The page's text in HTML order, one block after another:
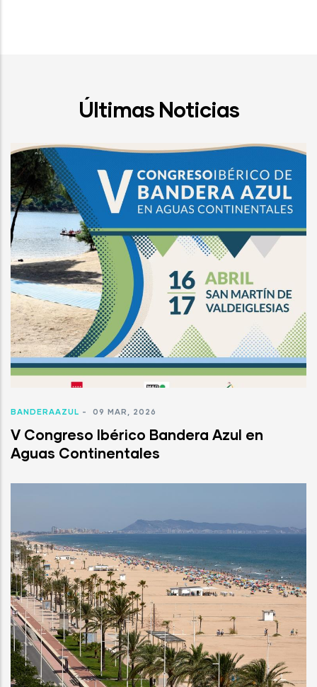
Últimas Noticias
BANDERAAZUL - 09 MAR, 2026
V Congreso Ibérico Bandera Azul en
Aguas Continentales